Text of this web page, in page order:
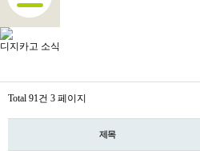
디지카고 소식
Total 91건 3 페이지
제목